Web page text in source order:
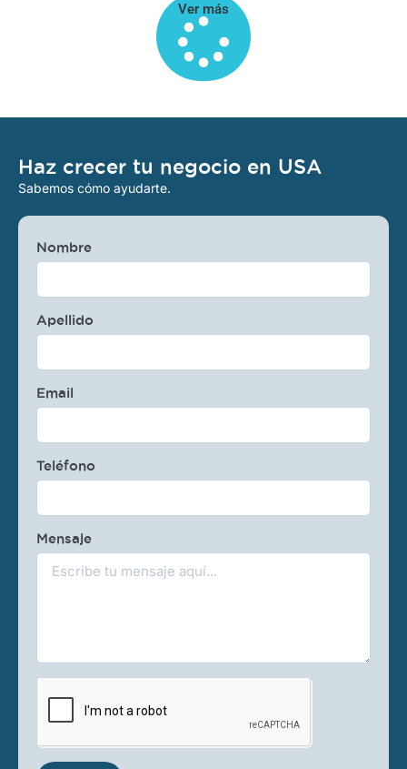
Ver más
Haz crecer tu negocio en USA
Sabemos cómo ayudarte.
Nombre
Apellido
Email
Teléfono
Mensaje